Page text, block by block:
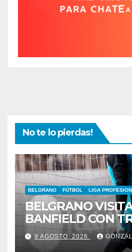
No te lo pierdas!
BELGRANO FÚTBOL LIGA
BELGRANO
BANFIELD CON
JUVENILES QUE
SU PRIMERA
9 AGOSTO, 2026